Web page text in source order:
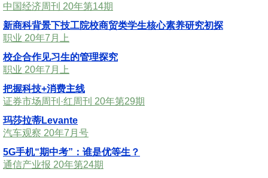
中国经济周刊 20年第14期
新商科背景下技工院校商贸类学生核心素养研究初探
职业 20年7月上
校企合作见习生的管理探究
职业 20年7月上
把握科技+消费主线
证券市场周刊·红周刊 20年第29期
玛莎拉蒂Levante
汽车观察 20年7月号
5G手机“期中考”：谁是优等生？
通信产业报 20年第24期